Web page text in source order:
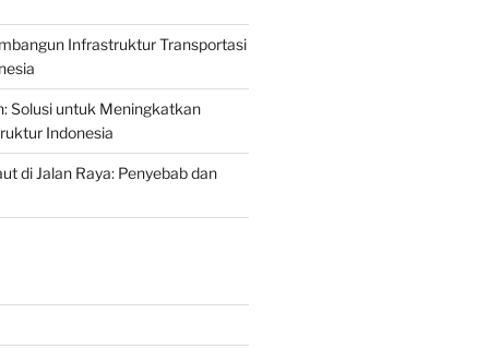
Infrastruktur Transportasi
Solusi untuk Meningkatkan
Indonesia
di Jalan Raya: Penyebab dan